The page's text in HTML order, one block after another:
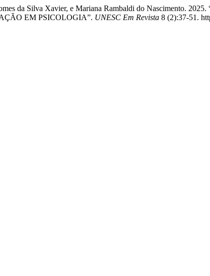
da Silva Xavier, e Mariana Rambaldi do Nascimento.
EM PSICOLOGIA”. UNESC Em Revista 8 (2):37-51.